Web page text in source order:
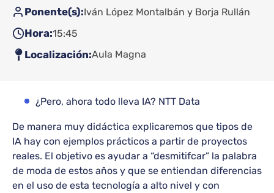
Ponente(s) Iván López Montalbán Borja Rullán
Hora 15:45
Localización Aula Magna
¿Pero, ahora todo lleva IA? NTT Data
De manera muy didáctica explicaremos que tipos de
IA hay con ejemplos prácticos a partir de proyectos
reales. El objetivo es ayudar a “desmitifcar” la palabra
de moda de estos años y que se entiendan diferencias
en el uso de esta tecnología a alto nivel y con